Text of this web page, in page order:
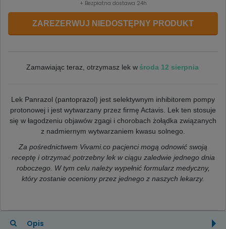
+ Bezpłatna dostawa 24h
ZAREZERWUJ NIEDOSTĘPNY PRODUKT
Zamawiając teraz, otrzymasz lek w środa 12 sierpnia
Lek Panrazol (pantoprazol) jest selektywnym inhibitorem pompy
protonowej i jest wytwarzany przez firmę Actavis. Lek ten stosuje
się w łagodzeniu objawów zgagi i chorobach żołądka związanych
z nadmiernym wytwarzaniem kwasu solnego.
Za pośrednictwem Vivami.co pacjenci mogą odnowić swoją
receptę i otrzymać potrzebny lek w ciągu zaledwie jednego dnia
roboczego. W tym celu należy wypełnić formularz medyczny,
który zostanie oceniony przez jednego z naszych lekarzy.
Opis